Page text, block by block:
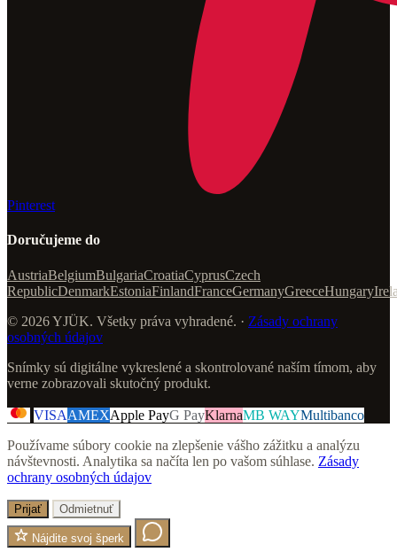
Pinterest
Doručujeme do
AustriaBelgiumBulgariaCroatiaCyprusCzech
RepublicDenmarkEstoniaFinlandFranceGermanyGreeceHungary
© 2026 YJÜK. Všetky práva vyhradené. · Zásady ochrany
osobných údajov
Snímky sú digitálne vykreslené a skontrolované naším tímom, aby
verne zobrazovali skutočný produkt.
VISAAMEXApple PayG PayKlarnaMB WAYMultibanco
Používame súbory cookie na zlepšenie vášho zážitku a analýzu
návštevnosti. Analytika sa načíta len po vašom súhlase. Zásady
ochrany osobných údajov
Prijať Odmietnuť
Nájdite svoj šperk